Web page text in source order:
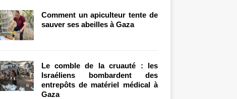
Comment un apiculteur tente de
sauver ses abeilles à Gaza
Le comble de la cruauté : les
Israéliens bombardent des
entrepôts de matériel médical à
Gaza